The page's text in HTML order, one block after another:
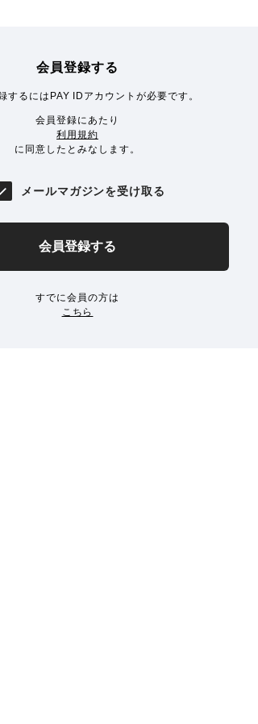
会員登録する
するにはPAY IDアカウントが必要です。
会員登録にあたり
利用規約
に同意したとみなします。
メールマガジンを受け取る
会員登録する
すでに会員の方は
こちら